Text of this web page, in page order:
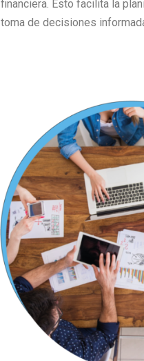
financiera. Esto facilita la
toma de decisiones